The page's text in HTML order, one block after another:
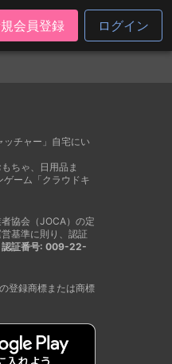
会員登録 ログイン
ッチャー」自宅にい
ちゃ、日用品ま
ーム「クラウドキ
協会（JOCA）の定
基準に則り、認証
認証番号: 009-22-
登録商標または商標